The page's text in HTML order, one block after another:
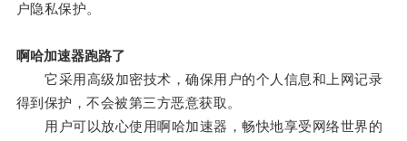
户隐私保护。
啊哈加速器跑路了
它采用高级加密技术，确保用户的个人信息和上网记录
得到保护，不会被第三方恶意获取。
用户可以放心使用啊哈加速器，畅快地享受网络世界的